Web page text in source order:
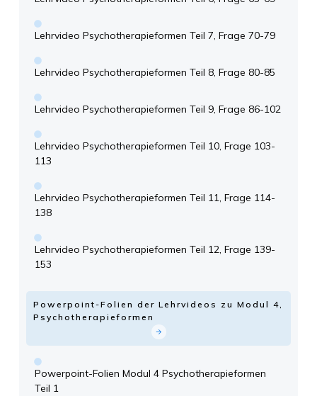
Lehrvideo Psychotherapieformen Teil 7, Frage 70-79
Lehrvideo Psychotherapieformen Teil 8, Frage 80-85
Lehrvideo Psychotherapieformen Teil 9, Frage 86-102
Lehrvideo Psychotherapieformen Teil 10, Frage 103-
113
Lehrvideo Psychotherapieformen Teil 11, Frage 114-
138
Lehrvideo Psychotherapieformen Teil 12, Frage 139-
153
Powerpoint-Folien der Lehrvideos zu Modul 4,
Psychotherapieformen
Powerpoint-Folien Modul 4 Psychotherapieformen
Teil 1